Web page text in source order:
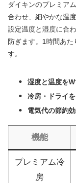
ダイキンのプレミア
合わせ、細やかな温
設定温度と湿度に合
防ぎます。1時間あ
す。
湿度と温度を
冷房・ドライ
電気代の節約
機能
プレミアム冷
房